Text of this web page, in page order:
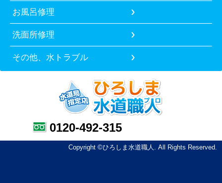
お風呂修理
洗面所修理
その他、水トラブル
0120-492-315
Copyright ©ひろしま水道職人. All Rights Reserved.